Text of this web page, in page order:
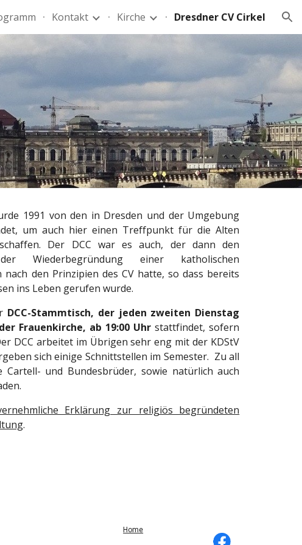
Kontakt Kirche Dresdner CV Cirkel
1991 von den in Dresden und der Umgebung
um auch hier einen Treffpunkt für die Alten
Der DCC war es auch, der dann den
Wiederbegründung einer katholischen
den Prinzipien des CV hatte, so dass bereits
ins Leben gerufen wurde.
DCC-Stammtisch, der jeden zweiten Dienstag
Frauenkirche, ab 19:00 Uhr stattfindet, sofern
DCC arbeitet im Übrigen sehr eng mit der KDStV
sich einige Schnittstellen im Semester. Zu all
Cartell- und Bundesbrüder, sowie natürlich auch
Erklärung zur religiös begründeten
.
Home